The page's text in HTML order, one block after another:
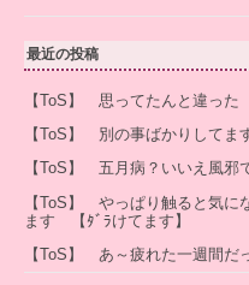
最近の投稿
【ToS】 思ってたんと違った
【ToS】 別の事ばかりしてま
【ToS】 五月病？いいえ風邪
【ToS】 やっぱり触ると気
ます 【ﾀﾞﾗけてます】
【ToS】 あ～疲れた一週間